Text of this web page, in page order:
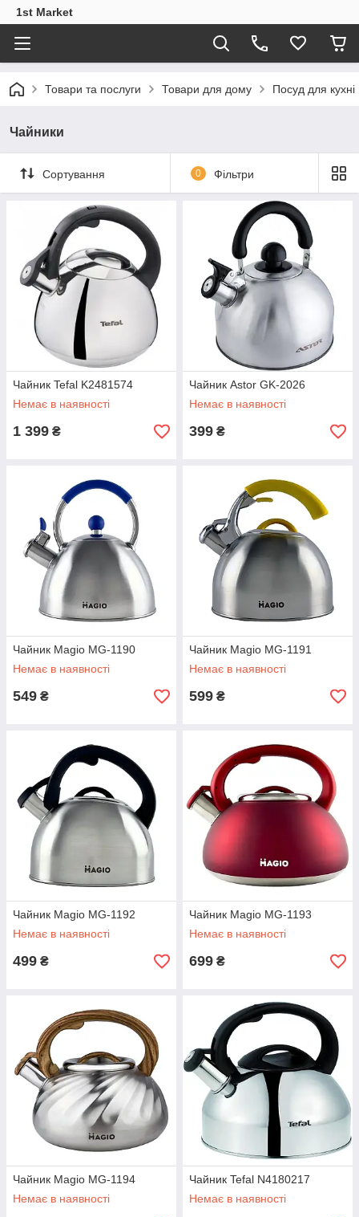
1st Market
Товари та послуги Товари для дому Посуд для кухні
Чайники
Сортування 0 Фільтри
Чайник Tefal K2481574
Немає в наявності
1 399 ₴
Чайник Astor GK-2026
Немає в наявності
399 ₴
Чайник Magio MG-1190
Немає в наявності
549 ₴
Чайник Magio MG-1191
Немає в наявності
599 ₴
Чайник Magio MG-1192
Немає в наявності
499 ₴
Чайник Magio MG-1193
Немає в наявності
699 ₴
Чайник Magio MG-1194
Немає в наявності
Чайник Tefal N4180217
Немає в наявності